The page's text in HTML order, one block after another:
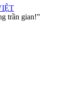
trần gian!”